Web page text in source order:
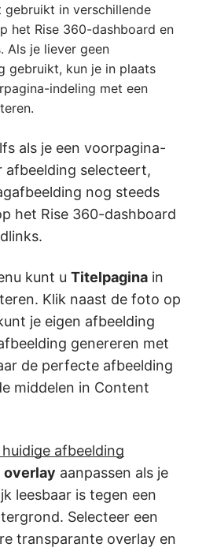
in verschillende
het Rise 360-dashboard en
Als je liever geen
gebruikt, kun je in plaats
indeling met een
als je een voorpagina-
afbeelding selecteert,
nog steeds
het Rise 360-dashboard
kunt u Titelpagina in
Klik naast de foto op
je eigen afbeelding
genereren met
de perfecte afbeelding
middelen in Content
huidige afbeelding
overlay aanpassen als je
leesbaar is tegen een
Selecteer een
transparante overlay en